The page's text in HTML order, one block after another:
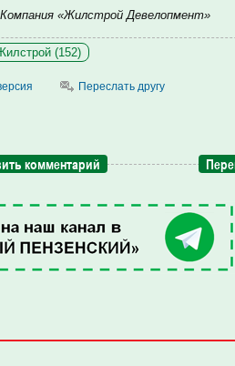
«Жилстрой Девелопмент»
(152)
Переслать другу
комментарий